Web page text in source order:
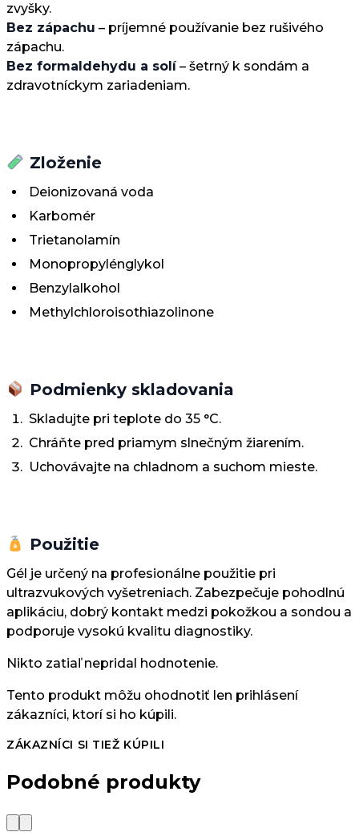
zvyšky.
Bez zápachu – príjemné používanie bez rušivého
zápachu.
Bez formaldehydu a solí– šetrný k sondám a
zdravotníckym zariadeniam.
Zloženie
Deionizovaná voda
Karbomér
Trietanolamín
Monopropylénglykol
Benzylalkohol
Methylchloroisothiazolinone
Podmienky skladovania
Skladujte pri teplote do 35 °C.
Chráňte pred priamym slnečným žiarením.
Uchovávajte na chladnom a suchom mieste.
Použitie
Gél je určený na profesionálne použitie pri
ultrazvukových vyšetreniach. Zabezpečuje pohodlnú
aplikáciu, dobrý kontakt medzi pokožkou a sondou a
podporuje vysokú kvalitu diagnostiky.
Nikto zatiaľ nepridal hodnotenie.
Tento produkt môžu ohodnotiť len prihlásení
zákazníci, ktorí si ho kúpili.
ZÁKAZNÍCI SI TIEŽ KÚPILI
Podobné produkty